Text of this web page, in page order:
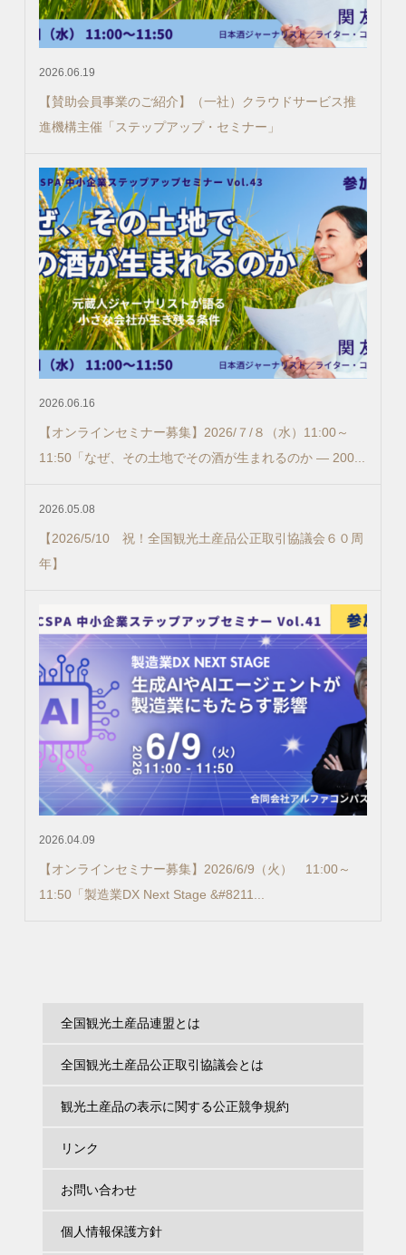
2026.06.19
【賛助会員事業のご紹介】（一社）クラウドサービス推
進機構主催「ステップアップ・セミナー」
2026.06.16
【オンラインセミナー募集】2026/７/８（水）11:00～
11:50「なぜ、その土地でその酒が生まれるのか ― 200...
2026.05.08
【2026/5/10 祝！全国観光土産品公正取引協議会６０周
年】
2026.04.09
【オンラインセミナー募集】2026/6/9（火） 11:00～
11:50「製造業DX Next Stage &#8211...
全国観光土産品連盟とは
全国観光土産品公正取引協議会とは
観光土産品の表示に関する公正競争規約
リンク
お問い合わせ
個人情報保護方針